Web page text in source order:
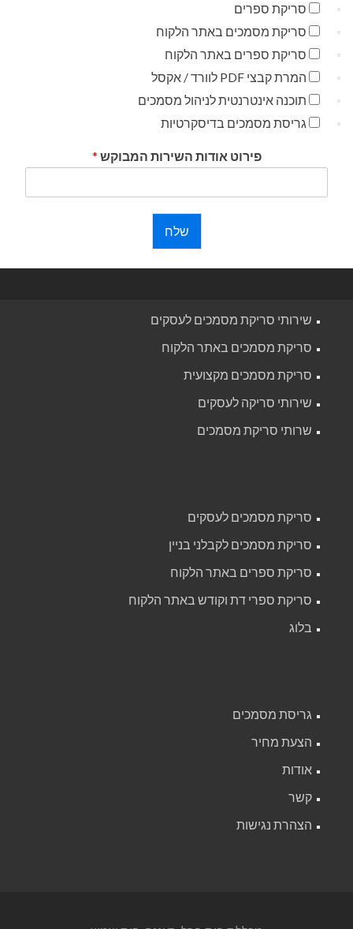
סריקת ספרים
סריקת מסמכים באתר הלקוח
סריקת ספרים באתר הלקוח
המרת קבצי PDF לוורד / אקסל
תוכנה אינטרנטית לניהול מסמכים
גריסת מסמכים בדיסקרטיות
פירוט אודות השירות המבוקש *
שלח
שירותי סריקת מסמכים לעסקים
סריקת מסמכים באתר הלקוח
סריקת מסמכים מקצועית
שירותי סריקה לעסקים
שרותי סריקת מסמכים
סריקת מסמכים לעסקים
סריקת מסמכים לקבלני בניין
סריקת ספרים באתר הלקוח
סריקת ספרי דת וקודש באתר הלקוח
בלוג
גריסת מסמכים
הצעת מחיר
אודות
קשר
הצהרת נגישות